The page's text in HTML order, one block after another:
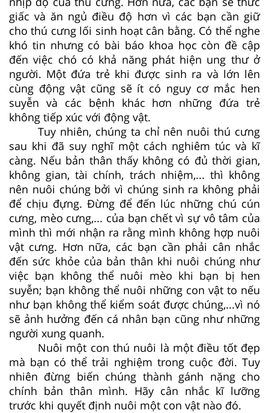
giấc và ăn ngủ điều độ hơn vì các bạn cần giữ
cho thú cưng lối sinh hoạt cân bằng. Có thể nghe
khó tin nhưng có bài báo khoa học còn đề cập
đến việc chó có khả năng phát hiện ung thư ở
người. Một đứa trẻ khi được sinh ra và lớn lên
cùng động vật cũng sẽ ít có nguy cơ mắc hen
suyễn và các bệnh khác hơn những đứa trẻ
không tiếp xúc với động vật.
Tuy nhiên, chúng ta chỉ nên nuôi thú cưng
sau khi đã suy nghĩ một cách nghiêm túc và kĩ
càng. Nếu bản thân thấy không có đủ thời gian,
không gian, tài chính, trách nhiệm,... thì không
nên nuôi chúng bởi vì chúng sinh ra không phải
để chịu đựng. Đừng để đến lúc những chú cún
cưng, mèo cưng,... của bạn chết vì sự vô tâm của
mình thì mới nhận ra rằng mình không hợp nuôi
vật cưng. Hơn nữa, các bạn cần phải cân nhắc
đến sức khỏe của bản thân khi nuôi chúng như
việc bạn không thể nuôi mèo khi bạn bị hen
suyễn; bạn không thể nuôi những con vật to nếu
như bạn không thể kiểm soát được chúng,...vì nó
sẽ ảnh hưởng đến cá nhân bạn cũng như những
người xung quanh.
Nuôi một con thú nuôi là một điều tốt đẹp
mà bạn có thể trải nghiệm trong cuộc đời. Tuy
nhiên đừng biến chúng thành gánh nặng cho
chính bản thân mình. Hãy cân nhắc kĩ lưỡng
trước khi quyết định nuôi một con vật nào đó.